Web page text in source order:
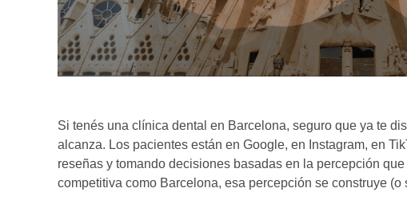
Si tenés una clínica dental en Barcelona, seguro que ya te
alcanza. Los pacientes están en Google, en Instagram, en
reseñas y tomando decisiones basadas en la percepción
competitiva como Barcelona, esa percepción se construye